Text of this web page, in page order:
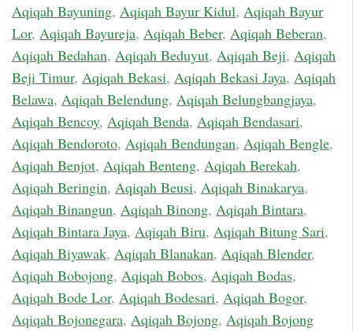
Aqiqah Bayuning, Aqiqah Bayur Kidul, Aqiqah Bayur
Lor, Aqiqah Bayureja, Aqiqah Beber, Aqiqah Beberan,
Aqiqah Bedahan, Aqiqah Beduyut, Aqiqah Beji, Aqiqah
Beji Timur, Aqiqah Bekasi, Aqiqah Bekasi Jaya, Aqiqah
Belawa, Aqiqah Belendung, Aqiqah Belungbangjaya,
Aqiqah Bencoy, Aqiqah Benda, Aqiqah Bendasari,
Aqiqah Bendoroto, Aqiqah Bendungan, Aqiqah Bengle,
Aqiqah Benjot, Aqiqah Benteng, Aqiqah Berekah,
Aqiqah Beringin, Aqiqah Beusi, Aqiqah Binakarya,
Aqiqah Binangun, Aqiqah Binong, Aqiqah Bintara,
Aqiqah Bintara Jaya, Aqiqah Biru, Aqiqah Bitung Sari,
Aqiqah Biyawak, Aqiqah Blanakan, Aqiqah Blender,
Aqiqah Bobojong, Aqiqah Bobos, Aqiqah Bodas,
Aqiqah Bode Lor, Aqiqah Bodesari, Aqiqah Bogor,
Aqiqah Bojonegara, Aqiqah Bojong, Aqiqah Bojong